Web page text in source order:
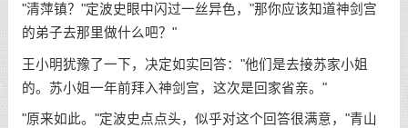
"清萍镇？"定波史眼中闪过一丝异色，"那你应该知道神剑宫
的弟子去那里做什么吧？"
王小明犹豫了一下，决定如实回答："他们是去接苏家小姐
的。苏小姐一年前拜入神剑宫，这次是回家省亲。"
"原来如此。"定波史点点头，似乎对这个回答很满意，"青山